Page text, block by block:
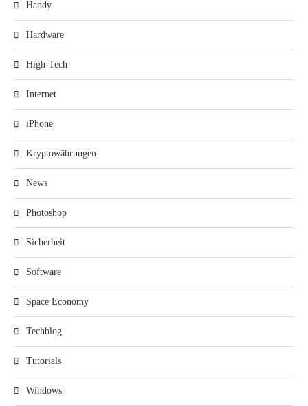
Handy
Hardware
High-Tech
Internet
iPhone
Kryptowährungen
News
Photoshop
Sicherheit
Software
Space Economy
Techblog
Tutorials
Windows